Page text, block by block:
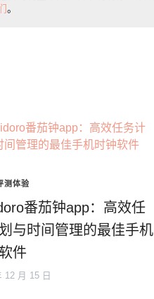
。
测体验
番茄钟app：高效任
与时间管理的最佳手机
件
12 月 15 日